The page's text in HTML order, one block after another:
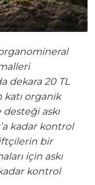
organomineral
dekara 20 TL
katı organik
askı
kadar kontrol
bir
için askı
kontrol